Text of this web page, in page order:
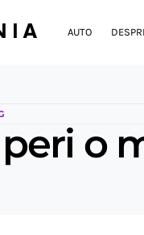
AUTO
o